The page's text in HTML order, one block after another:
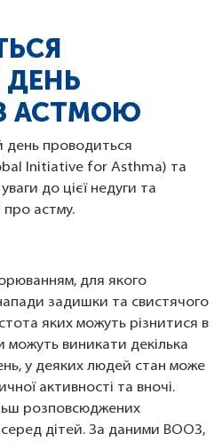
ДЕНЬ
АСТМОЮ
день проводиться
Initiative for Asthma) та
до цієї недуги та
про астму.
для якого
задишки та свистячого
яких можуть різнитися в
виникати декілька
у деяких людей стан може
активності та вночі.
розповсюджених
дітей. За даними ВООЗ,